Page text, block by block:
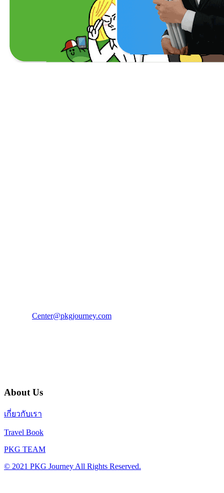
Center@pkgjourney.com
About Us
เกี่ยวกับเรา
Travel Book
PKG TEAM
© 2021 PKG Journey All Rights Reserved.